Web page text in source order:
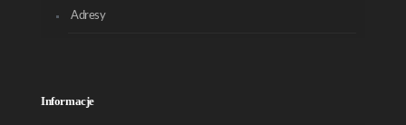
Adresy
Informacje